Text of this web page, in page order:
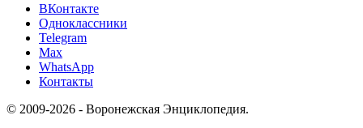
ВКонтакте
Одноклассники
Telegram
Max
WhatsApp
Контакты
© 2009-2026 - Воронежская Энциклопедия.